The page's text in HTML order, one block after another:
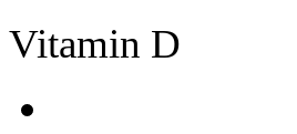
Vitamin D